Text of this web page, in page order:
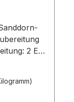
2 EL
und 4
Die
bis das